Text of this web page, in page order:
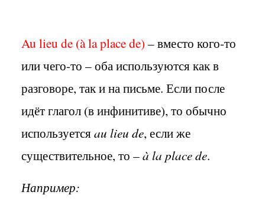
Au lieu de (à laplacede) – вместо кого-то
или чего-то – оба используются как в
разговоре, так и на письме. Если после
идёт глагол (в инфинитиве), то обычно
используетсяau lieu de, если же
существительное, то –à la place de.
Например: